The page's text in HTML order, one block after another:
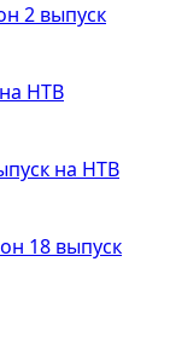
2 выпуск
НТВ
на НТВ
18 выпуск